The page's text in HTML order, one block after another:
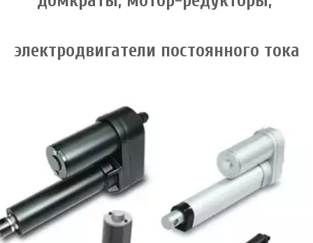
электродвигатели постоянного тока